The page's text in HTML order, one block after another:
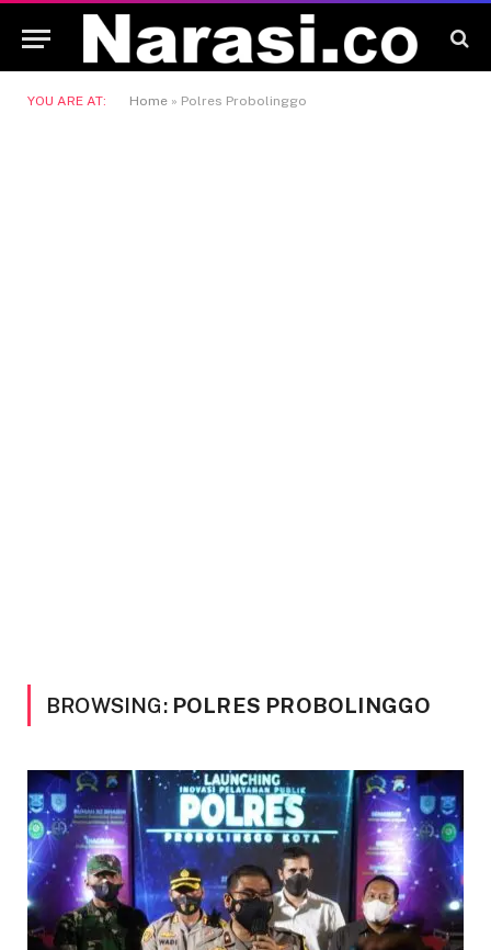
YOU ARE AT: Home » Polres Probolinggo
BROWSING: POLRES PROBOLINGGO